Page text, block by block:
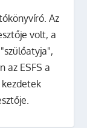
Az
volt, a
az ESFS a